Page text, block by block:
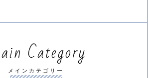
Category
メインカテゴリー